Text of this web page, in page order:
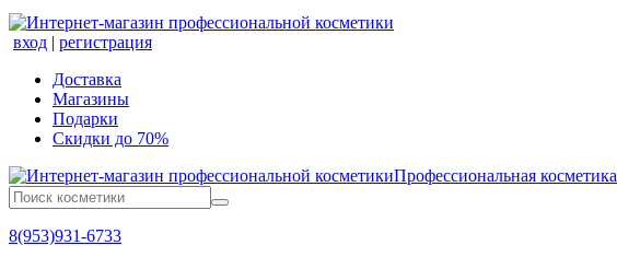
вход | регистрация
Доставка
Магазины
Подарки
Скидки до 70%
Профессиональная косметика
8(953)931-6733